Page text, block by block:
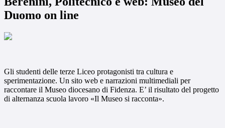
Duomo on line
Gli studenti delle terze Liceo protagonisti tra cultura e
sperimentazione. Un sito web e narrazioni multimediali per
raccontare il Museo diocesano di Fidenza. E’ il risultato del progetto
di alternanza scuola lavoro «Il Museo si racconta».